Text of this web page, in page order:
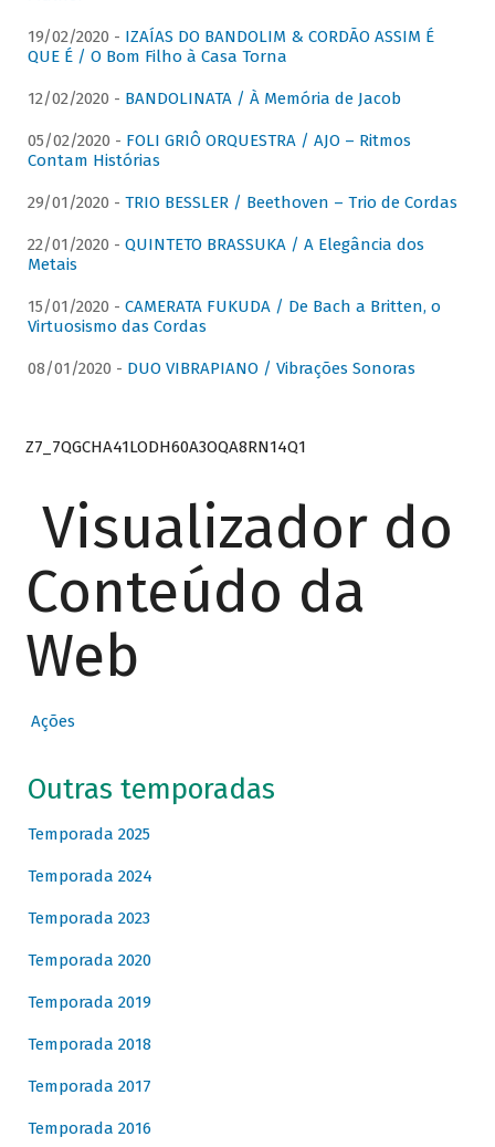
19/02/2020 - IZAÍAS DO BANDOLIM & CORDÃO ASSIM É
QUE É / O Bom Filho à Casa Torna
12/02/2020 - BANDOLINATA / À Memória de Jacob
05/02/2020 - FOLI GRIÔ ORQUESTRA / AJO – Ritmos
Contam Histórias
29/01/2020 - TRIO BESSLER / Beethoven – Trio de Cordas
22/01/2020 - QUINTETO BRASSUKA / A Elegância dos
Metais
15/01/2020 - CAMERATA FUKUDA / De Bach a Britten, o
Virtuosismo das Cordas
08/01/2020 - DUO VIBRAPIANO / Vibrações Sonoras
Z7_7QGCHA41LODH60A3OQA8RN14Q1
Visualizador do
Conteúdo da
Web
Ações
Outras temporadas
Temporada 2025
Temporada 2024
Temporada 2023
Temporada 2020
Temporada 2019
Temporada 2018
Temporada 2017
Temporada 2016